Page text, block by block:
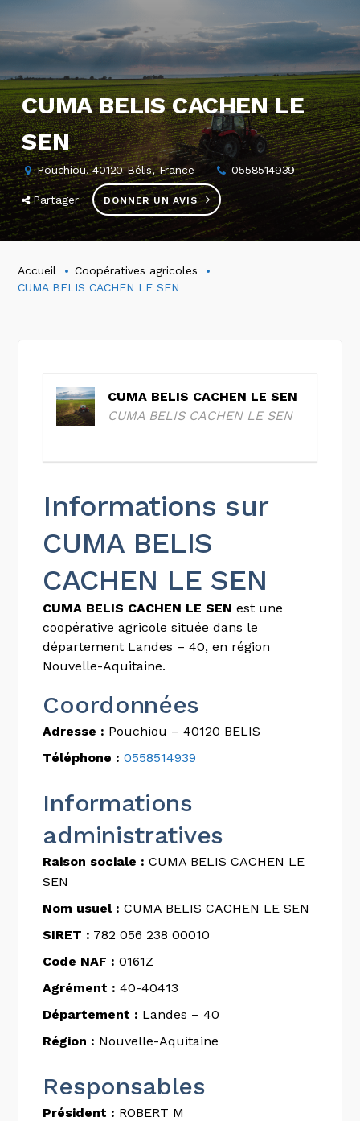
CUMA BELIS CACHEN LE
SEN
Pouchiou, 40120 Bélis, France 0558514939
Partager DONNER UN AVIS
Accueil
Coopératives agricoles
CUMA BELIS CACHEN LE SEN
CUMA BELIS CACHEN LE SEN
CUMA BELIS CACHEN LE SEN
Informations sur
CUMA BELIS
CACHEN LE SEN
CUMA BELIS CACHEN LE SEN est une
coopérative agricole située dans le
département Landes – 40, en région
Nouvelle-Aquitaine.
Coordonnées
Adresse : Pouchiou – 40120 BELIS
Téléphone : 0558514939
Informations
administratives
Raison sociale : CUMA BELIS CACHEN LE
SEN
Nom usuel : CUMA BELIS CACHEN LE SEN
SIRET : 782 056 238 00010
Code NAF : 0161Z
Agrément : 40-40413
Département : Landes – 40
Région : Nouvelle-Aquitaine
Responsables
Président : ROBERT M